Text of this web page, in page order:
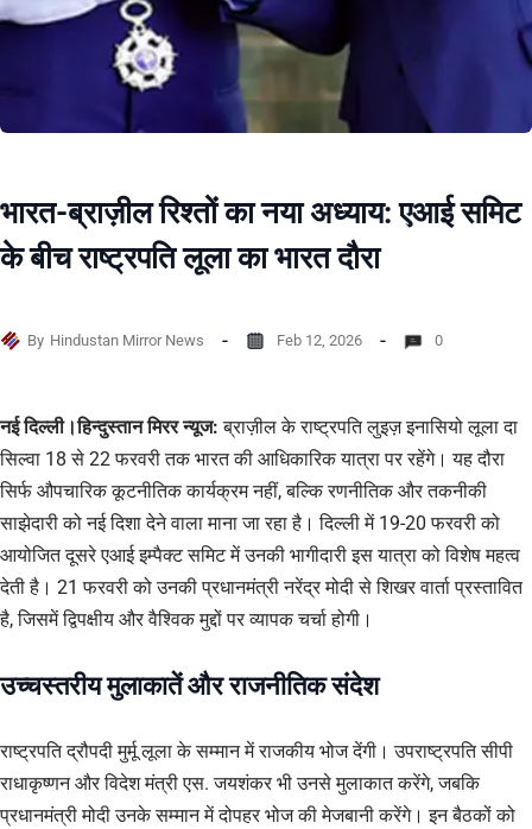
भारत-ब्राज़ील रिश्तों का नया अध्याय: एआई समिट
के बीच राष्ट्रपति लूला का भारत दौरा
By Hindustan Mirror News Feb 12, 2026 0
नई दिल्ली।हिन्दुस्तान मिरर न्यूज: ब्राज़ील के राष्ट्रपति लुइज़ इनासियो लूला दा
सिल्वा 18 से 22 फरवरी तक भारत की आधिकारिक यात्रा पर रहेंगे। यह दौरा
सिर्फ औपचारिक कूटनीतिक कार्यक्रम नहीं, बल्कि रणनीतिक और तकनीकी
साझेदारी को नई दिशा देने वाला माना जा रहा है। दिल्ली में 19-20 फरवरी को
आयोजित दूसरे एआई इम्पैक्ट समिट में उनकी भागीदारी इस यात्रा को विशेष महत्व
देती है। 21 फरवरी को उनकी प्रधानमंत्री नरेंद्र मोदी से शिखर वार्ता प्रस्तावित
है, जिसमें द्विपक्षीय और वैश्विक मुद्दों पर व्यापक चर्चा होगी।
उच्चस्तरीय मुलाकातें और राजनीतिक संदेश
राष्ट्रपति द्रौपदी मुर्मू लूला के सम्मान में राजकीय भोज देंगी। उपराष्ट्रपति सीपी
राधाकृष्णन और विदेश मंत्री एस. जयशंकर भी उनसे मुलाकात करेंगे, जबकि
प्रधानमंत्री मोदी उनके सम्मान में दोपहर भोज की मेजबानी करेंगे। इन बैठकों को